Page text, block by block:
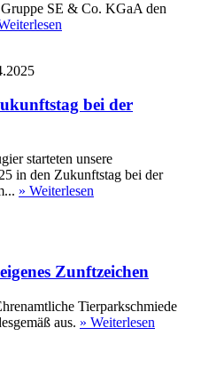
SE & Co. KGaA den
bei der
starteten unsere
in den Zukunftstag bei der
» Weiterlesen
Zunftzeichen
Tierparkschmiede
aus. » Weiterlesen